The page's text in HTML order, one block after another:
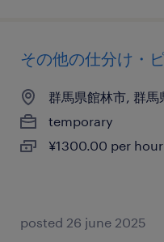
その他の仕分け・
群馬県館林市, 群馬
temporary
¥1300.00 per hour
posted 26 june 2025